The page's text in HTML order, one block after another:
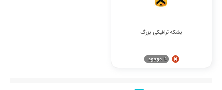
بشکه ترافیکی بزرگ